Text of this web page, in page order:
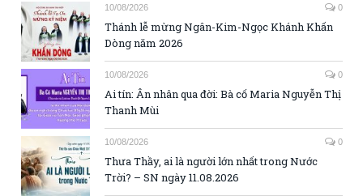
10/08/2026 0
Thánh lễ mừng Ngân-Kim-Ngọc Khánh Khấn
Dòng năm 2026
10/08/2026 0
Ai tín: Ân nhân qua đời: Bà cố Maria Nguyễn Thị
Thanh Mùi
10/08/2026 0
Thưa Thầy, ai là người lớn nhất trong Nước
Trời? – SN ngày 11.08.2026